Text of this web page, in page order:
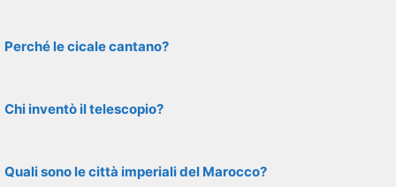
Perché le cicale cantano?
Chi inventò il telescopio?
Quali sono le città imperiali del Marocco?